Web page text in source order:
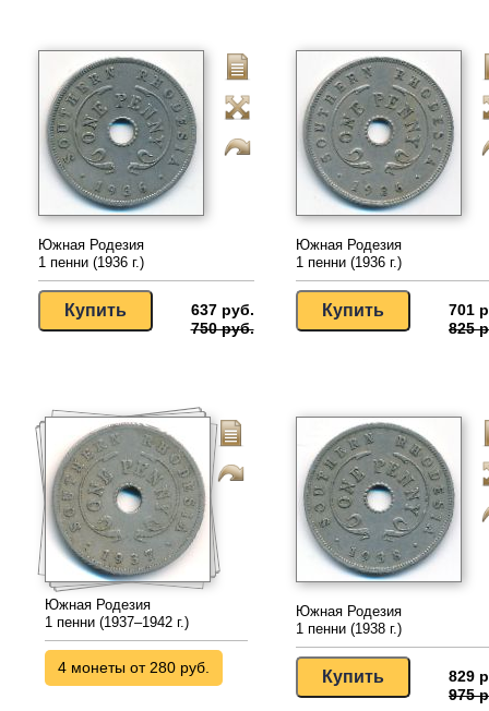
Южная Родезия
1 пенни (1936 г.)
637 руб.
750 руб.
Южная Родезия
1 пенни (1936 г.)
701
825
Южная Родезия
1 пенни (1937–1942 г.)
4 монеты от 280 руб.
Южная Родезия
1 пенни (1938 г.)
829
975